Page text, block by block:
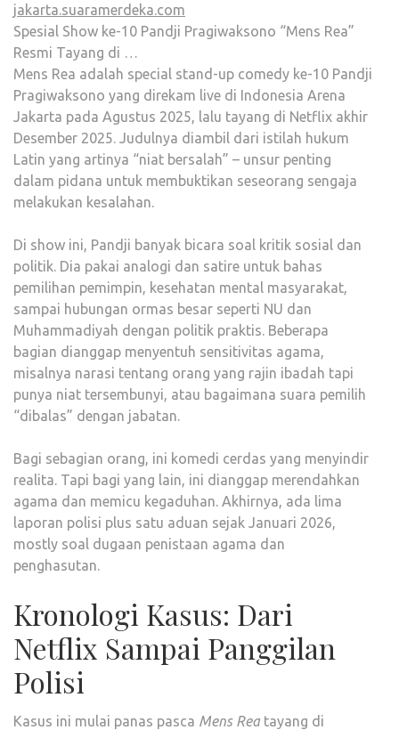
jakarta.suaramerdeka.com
Spesial Show ke-10 Pandji Pragiwaksono “Mens Rea”
Resmi Tayang di …
Mens Rea adalah special stand-up comedy ke-10 Pandji
Pragiwaksono yang direkam live di Indonesia Arena
Jakarta pada Agustus 2025, lalu tayang di Netflix akhir
Desember 2025. Judulnya diambil dari istilah hukum
Latin yang artinya “niat bersalah” – unsur penting
dalam pidana untuk membuktikan seseorang sengaja
melakukan kesalahan.
Di show ini, Pandji banyak bicara soal kritik sosial dan
politik. Dia pakai analogi dan satire untuk bahas
pemilihan pemimpin, kesehatan mental masyarakat,
sampai hubungan ormas besar seperti NU dan
Muhammadiyah dengan politik praktis. Beberapa
bagian dianggap menyentuh sensitivitas agama,
misalnya narasi tentang orang yang rajin ibadah tapi
punya niat tersembunyi, atau bagaimana suara pemilih
“dibalas” dengan jabatan.
Bagi sebagian orang, ini komedi cerdas yang menyindir
realita. Tapi bagi yang lain, ini dianggap merendahkan
agama dan memicu kegaduhan. Akhirnya, ada lima
laporan polisi plus satu aduan sejak Januari 2026,
mostly soal dugaan penistaan agama dan
penghasutan.
Kronologi Kasus: Dari
Netflix Sampai Panggilan
Polisi
Kasus ini mulai panas pasca Mens Rea tayang di